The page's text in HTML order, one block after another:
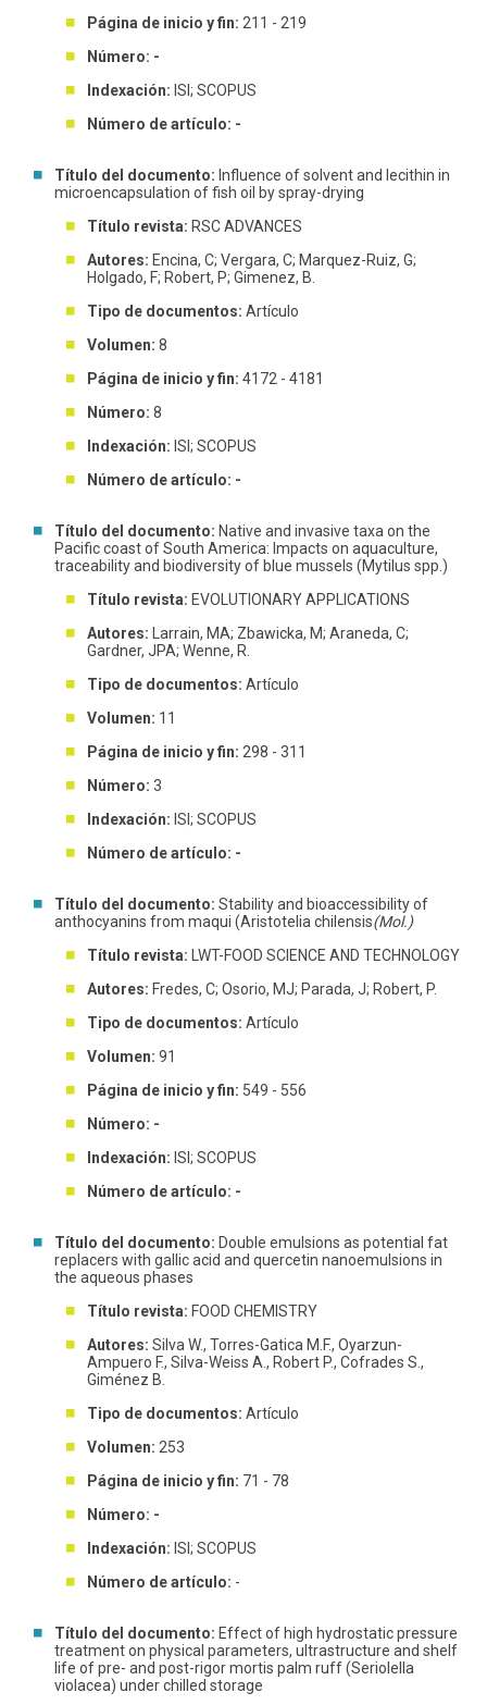
Página de inicio y fin: 211 - 219
Número: -
Indexación: ISI; SCOPUS
Número de artículo: -
Título del documento: Influence of solvent and lecithin in
microencapsulation of fish oil by spray-drying
Título revista: RSC ADVANCES
Autores: Encina, C; Vergara, C; Marquez-Ruiz, G;
Holgado, F; Robert, P; Gimenez, B.
Tipo de documentos: Artículo
Volumen: 8
Página de inicio y fin: 4172 - 4181
Número: 8
Indexación: ISI; SCOPUS
Número de artículo: -
Título del documento: Native and invasive taxa on the
Pacific coast of South America: Impacts on aquaculture,
traceability and biodiversity of blue mussels (Mytilus spp.)
Título revista: EVOLUTIONARY APPLICATIONS
Autores:
Larrain, MA; Zbawicka, M; Araneda, C;
Gardner, JPA; Wenne, R.
Tipo de documentos: Artículo
Volumen: 11
Página de inicio y fin: 298 - 311
Número: 3
Indexación: ISI; SCOPUS
Número de artículo: -
Título del documento: Stability and bioaccessibility of
anthocyanins from maqui (Aristotelia chilensis(Mol.)
Título revista:
LWT-FOOD SCIENCE AND TECHNOLOGY
Autores: Fredes, C; Osorio, MJ; Parada, J; Robert, P.
Tipo de documentos: Artículo
Volumen: 91
Página de inicio y fin: 549 - 556
Número: -
Indexación: ISI; SCOPUS
Número de artículo: -
Título del documento: Double emulsions as potential fat
replacers with gallic acid and quercetin nanoemulsions in
the aqueous phases
Título revista: FOOD CHEMISTRY
Autores: Silva W., Torres-Gatica M.F., Oyarzun-
Ampuero F., Silva-Weiss A., Robert P., Cofrades S.,
Giménez B.
Tipo de documentos: Artículo
Volumen: 253
Página de inicio y fin: 71 - 78
Número: -
Indexación: ISI; SCOPUS
Número de artículo: -
Título del documento: Effect of high hydrostatic pressure
treatment on physical parameters, ultrastructure and shelf
life of pre- and post-rigor mortis palm ruff (Seriolella
violacea) under chilled storage